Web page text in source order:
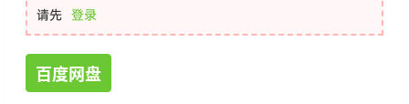
请先 登录
百度网盘